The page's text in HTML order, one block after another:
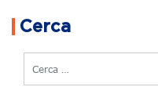
Cerca
Cerca